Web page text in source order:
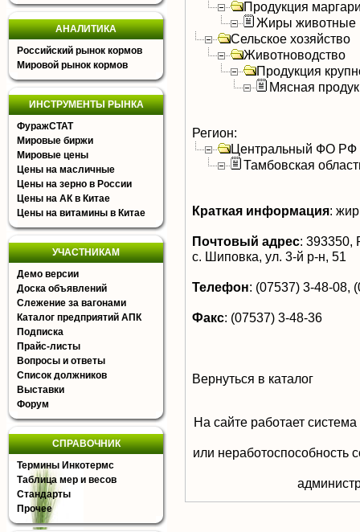
АНАЛИТИКА
Российский рынок кормов
Мировой рынок кормов
ИНСТРУМЕНТЫ РЫНКА
ФуражСТАТ
Мировые биржи
Мировые цены
Цены на масличные
Цены на зерно в России
Цены на АК в Китае
Цены на витамины в Китае
УЧАСТНИКАМ
Демо версии
Доска объявлений
Слежение за вагонами
Каталог предприятий АПК
Подписка
Прайс-листы
Вопросы и ответы
Список должников
Выставки
Форум
СПРАВОЧНИК
Термины Инкотермс
Таблица мер и весов
Стандарты
Прочее
Продукция
Жиры животные
Сельское хозяйство
Животноводство
Продукция
Мясная
Регион:
Центральный ФО РФ
Тамбовская
Краткая информация:
Почтовый адрес: 393350,
с. Шиповка, ул. 3-й р-н, 51
Телефон: (07537) 3-48-08,
Факс: (07537) 3-48-36
Вернуться в каталог
На сайте работает
или неработоспособность